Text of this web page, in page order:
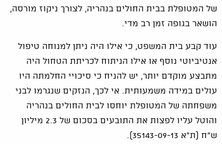
של המטופלת בבית החולים בנהריה, לצורך ניקוז מורסה,
הושאר בגופה זמן רב מדי.
עוד קבע בית המשפט, כי אילו היה ניתן למנוחה טיפול
אנטיביוטי נוסף או אילו הניתוח לכריתת הטחול היה
מתבצע מוקדם יותר, יש להניח כי סיכויי החלמתה היו
עולים במידה משמעותית. אי לכך, הנזקים שנגרמו לבני
משפחתה של המטופלת יוחסו לבית החולים בנהריה
והוטל עליו לפצות את התובעים בסכום של 2.3 מיליון
ש"ח (ת"א 35143-09-13).